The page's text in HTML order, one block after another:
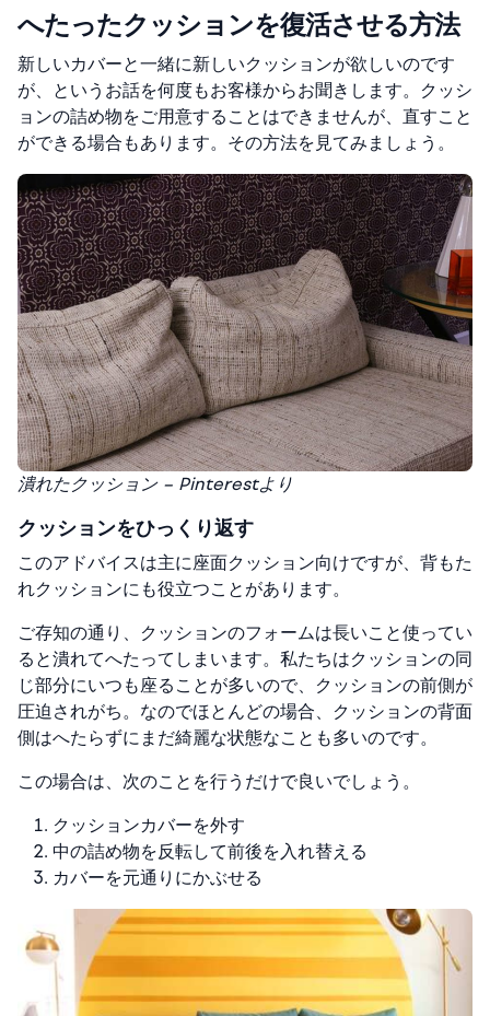
へたったクッションを復活させる方法
新しいカバーと一緒に新しいクッションが欲しいのです
が、というお話を何度もお客様からお聞きします。クッシ
ョンの詰め物をご用意することはできませんが、直すこと
ができる場合もあります。その方法を見てみましょう。
潰れたクッション – Pinterestより
クッションをひっくり返す
このアドバイスは主に座面クッション向けですが、背もた
れクッションにも役立つことがあります。
ご存知の通り、クッションのフォームは長いこと使ってい
ると潰れてへたってしまいます。私たちはクッションの同
じ部分にいつも座ることが多いので、クッションの前側が
圧迫されがち。なのでほとんどの場合、クッションの背面
側はへたらずにまだ綺麗な状態なことも多いのです。
この場合は、次のことを行うだけで良いでしょう。
クッションカバーを外す
中の詰め物を反転して前後を入れ替える
カバーを元通りにかぶせる